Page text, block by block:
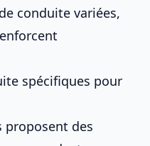
conduite variées,
spécifiques pour
proposent des